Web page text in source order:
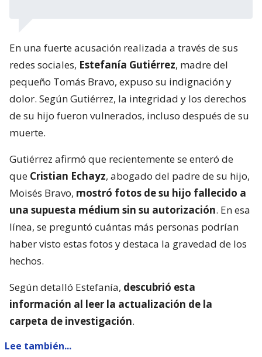
En una fuerte acusación realizada a través de sus
redes sociales, Estefanía Gutiérrez, madre del
pequeño Tomás Bravo, expuso su indignación y
dolor. Según Gutiérrez, la integridad y los derechos
de su hijo fueron vulnerados, incluso después de su
muerte.
Gutiérrez afirmó que recientemente se enteró de
que Cristian Echayz, abogado del padre de su hijo,
Moisés Bravo, mostró fotos de su hijo fallecido a
una supuesta médium sin su autorización. En esa
línea, se preguntó cuántas más personas podrían
haber visto estas fotos y destaca la gravedad de los
hechos.
Según detalló Estefanía, descubrió esta
información al leer la actualización de la
carpeta de investigación.
Lee también...